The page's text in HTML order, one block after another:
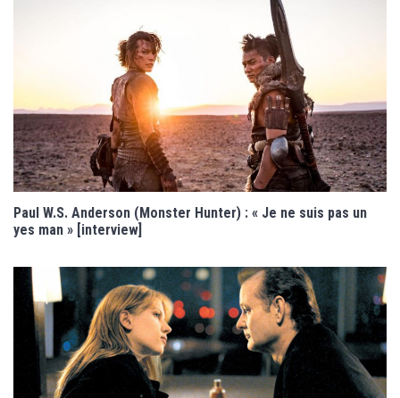
Paul W.S. Anderson (Monster Hunter) : « Je ne suis pas un
yes man » [interview]